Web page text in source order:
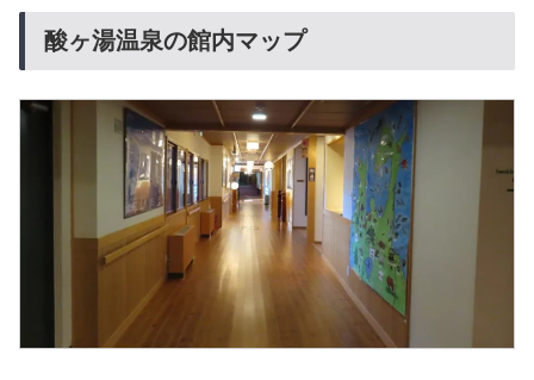
酸ヶ湯温泉の館内マップ